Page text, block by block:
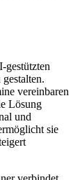
gestützten
vereinbaren
Lösung
und
sie